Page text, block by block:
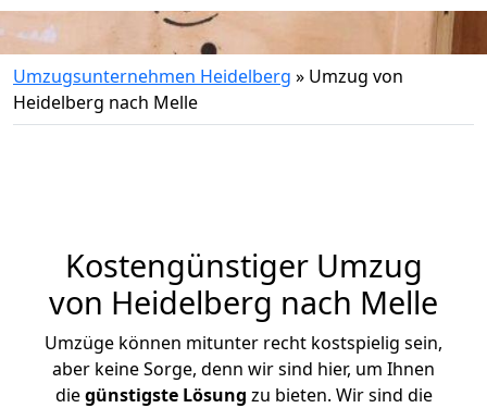
Umzugsunternehmen Heidelberg » Umzug von
Heidelberg nach Melle
Kostengünstiger Umzug
von Heidelberg nach Melle
Umzüge können mitunter recht kostspielig sein,
aber keine Sorge, denn wir sind hier, um Ihnen
diegünstigste Lösung zu bieten. Wir sind die